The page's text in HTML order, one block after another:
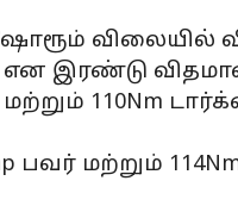
விலையில்
என இரண்டு
மற்றும் 110Nm
பவர் மற்றும்